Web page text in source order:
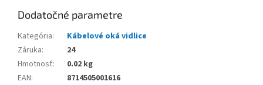
Dodatočné parametre
Kategória:
Kábelové oká vidlice
Záruka:
24
Hmotnosť:
0.02 kg
EAN:
8714505001616